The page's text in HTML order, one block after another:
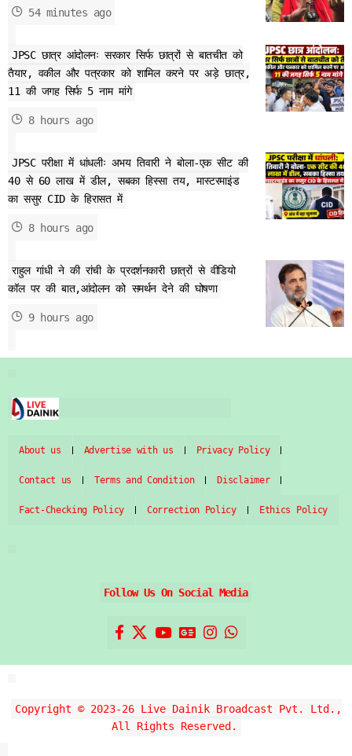
54 minutes ago
JPSC छात्र आंदोलनः सरकार सिर्फ छात्रों से बातचीत को
तैयार, वकील और पत्रकार को शामिल करने पर अड़े छात्र,
11 की जगह सिर्फ 5 नाम मांगे
8 hours ago
JPSC परीक्षा में धांधलीः अभय तिवारी ने बोला-एक सीट की
40 से 60 लाख में डील, सबका हिस्सा तय, मास्टरमाइंड
का ससुर CID के हिरासत में
8 hours ago
राहुल गांधी ने की रांची के प्रदर्शनकारी छात्रों से वीडियो
कॉल पर की बात,आंदोलन को समर्थन देने की घोषणा
9 hours ago
About us Advertise with us Privacy Policy
Contact us Terms and Condition Disclaimer
Fact-Checking Policy Correction Policy Ethics Policy
Follow Us On Social Media
Copyright © 2023-26 Live Dainik Broadcast Pvt. Ltd.,
All Rights Reserved.